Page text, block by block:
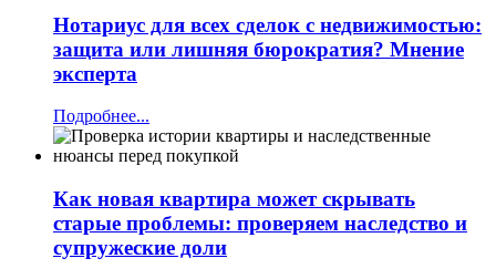
Нотариус для всех сделок с недвижимостью:
защита или лишняя бюрократия? Мнение
эксперта
Подробнее...
Как новая квартира может скрывать
старые проблемы: проверяем наследство и
супружеские доли